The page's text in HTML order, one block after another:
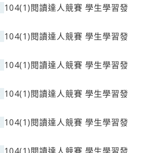
104(1)閱讀達人競賽 學生學習發
104(1)閱讀達人競賽 學生學習發
104(1)閱讀達人競賽 學生學習發
104(1)閱讀達人競賽 學生學習發
104(1)閱讀達人競賽 學生學習發